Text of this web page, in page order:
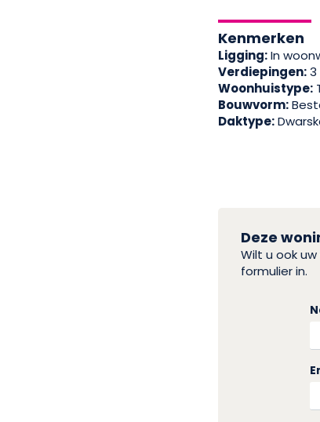
Kenmerken
Ligging:In
Verdiepingen:3
Woonhuistype:
Bouwvorm:
Daktype:
Deze
Wilt u ook
formulier in.